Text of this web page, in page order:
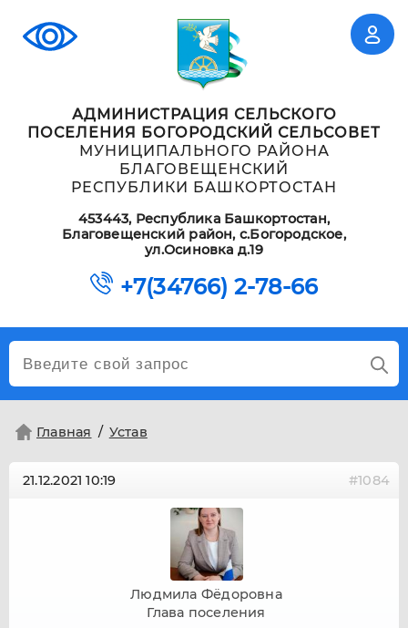
АДМИНИСТРАЦИЯ СЕЛЬСКОГО
ПОСЕЛЕНИЯ БОГОРОДСКИЙ СЕЛЬСОВЕТ
МУНИЦИПАЛЬНОГО РАЙОНА
БЛАГОВЕЩЕНСКИЙ
РЕСПУБЛИКИ БАШКОРТОСТАН
453443, Республика Башкортостан,
Благовещенский район, с.Богородское,
ул.Осиновка д.19
+7(34766) 2-78-66
Главная Устав
21.12.202110:19 #1084
Людмила Фёдоровна
Глава поселения